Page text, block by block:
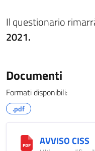
Il questionario
2021.
Documenti
Formati disponibili:
.pdf
AVVISO CISS